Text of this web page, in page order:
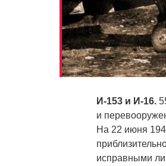
И-153 и И-16.
и
На 22 июня
исправными